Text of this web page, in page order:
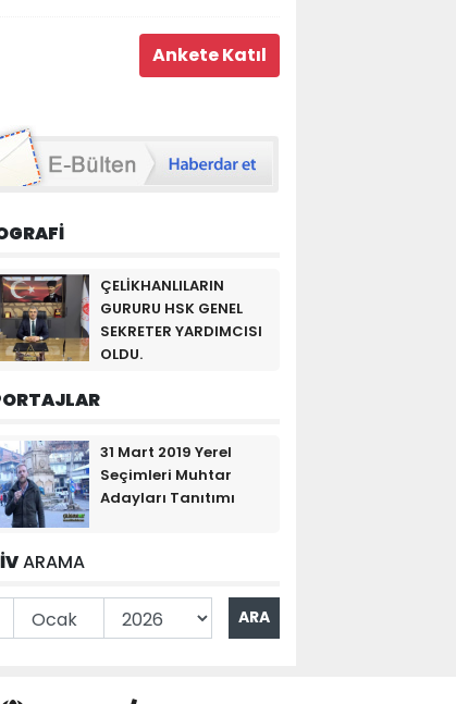
ÇELİKHANLILARIN
GURURU HSK GENEL
SEKRETER YARDIMCISI
OLDU.
31 Mart 2019 Yerel
Seçimleri Muhtar
Adayları Tanıtımı
ARAMA